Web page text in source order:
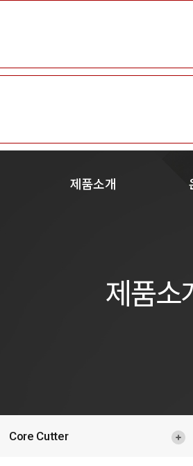
회사개요 회사연혁 조
제품소개
Rewinding M/C Core
공지사항
제품소
Core Cutter